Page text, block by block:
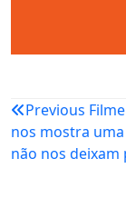
Navegação
de
Post
Previous
nos mostra
não nos deixam